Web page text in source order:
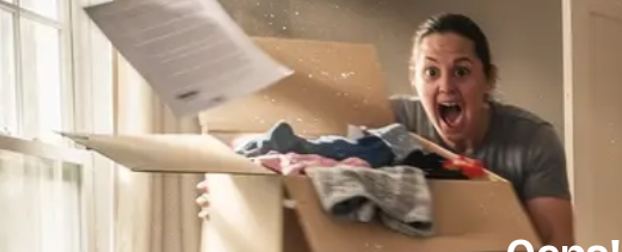
Slotenmaker
TOOLS BIJ VERHUIZEN
Verhuisplanner
Verhuisdozen berekenen